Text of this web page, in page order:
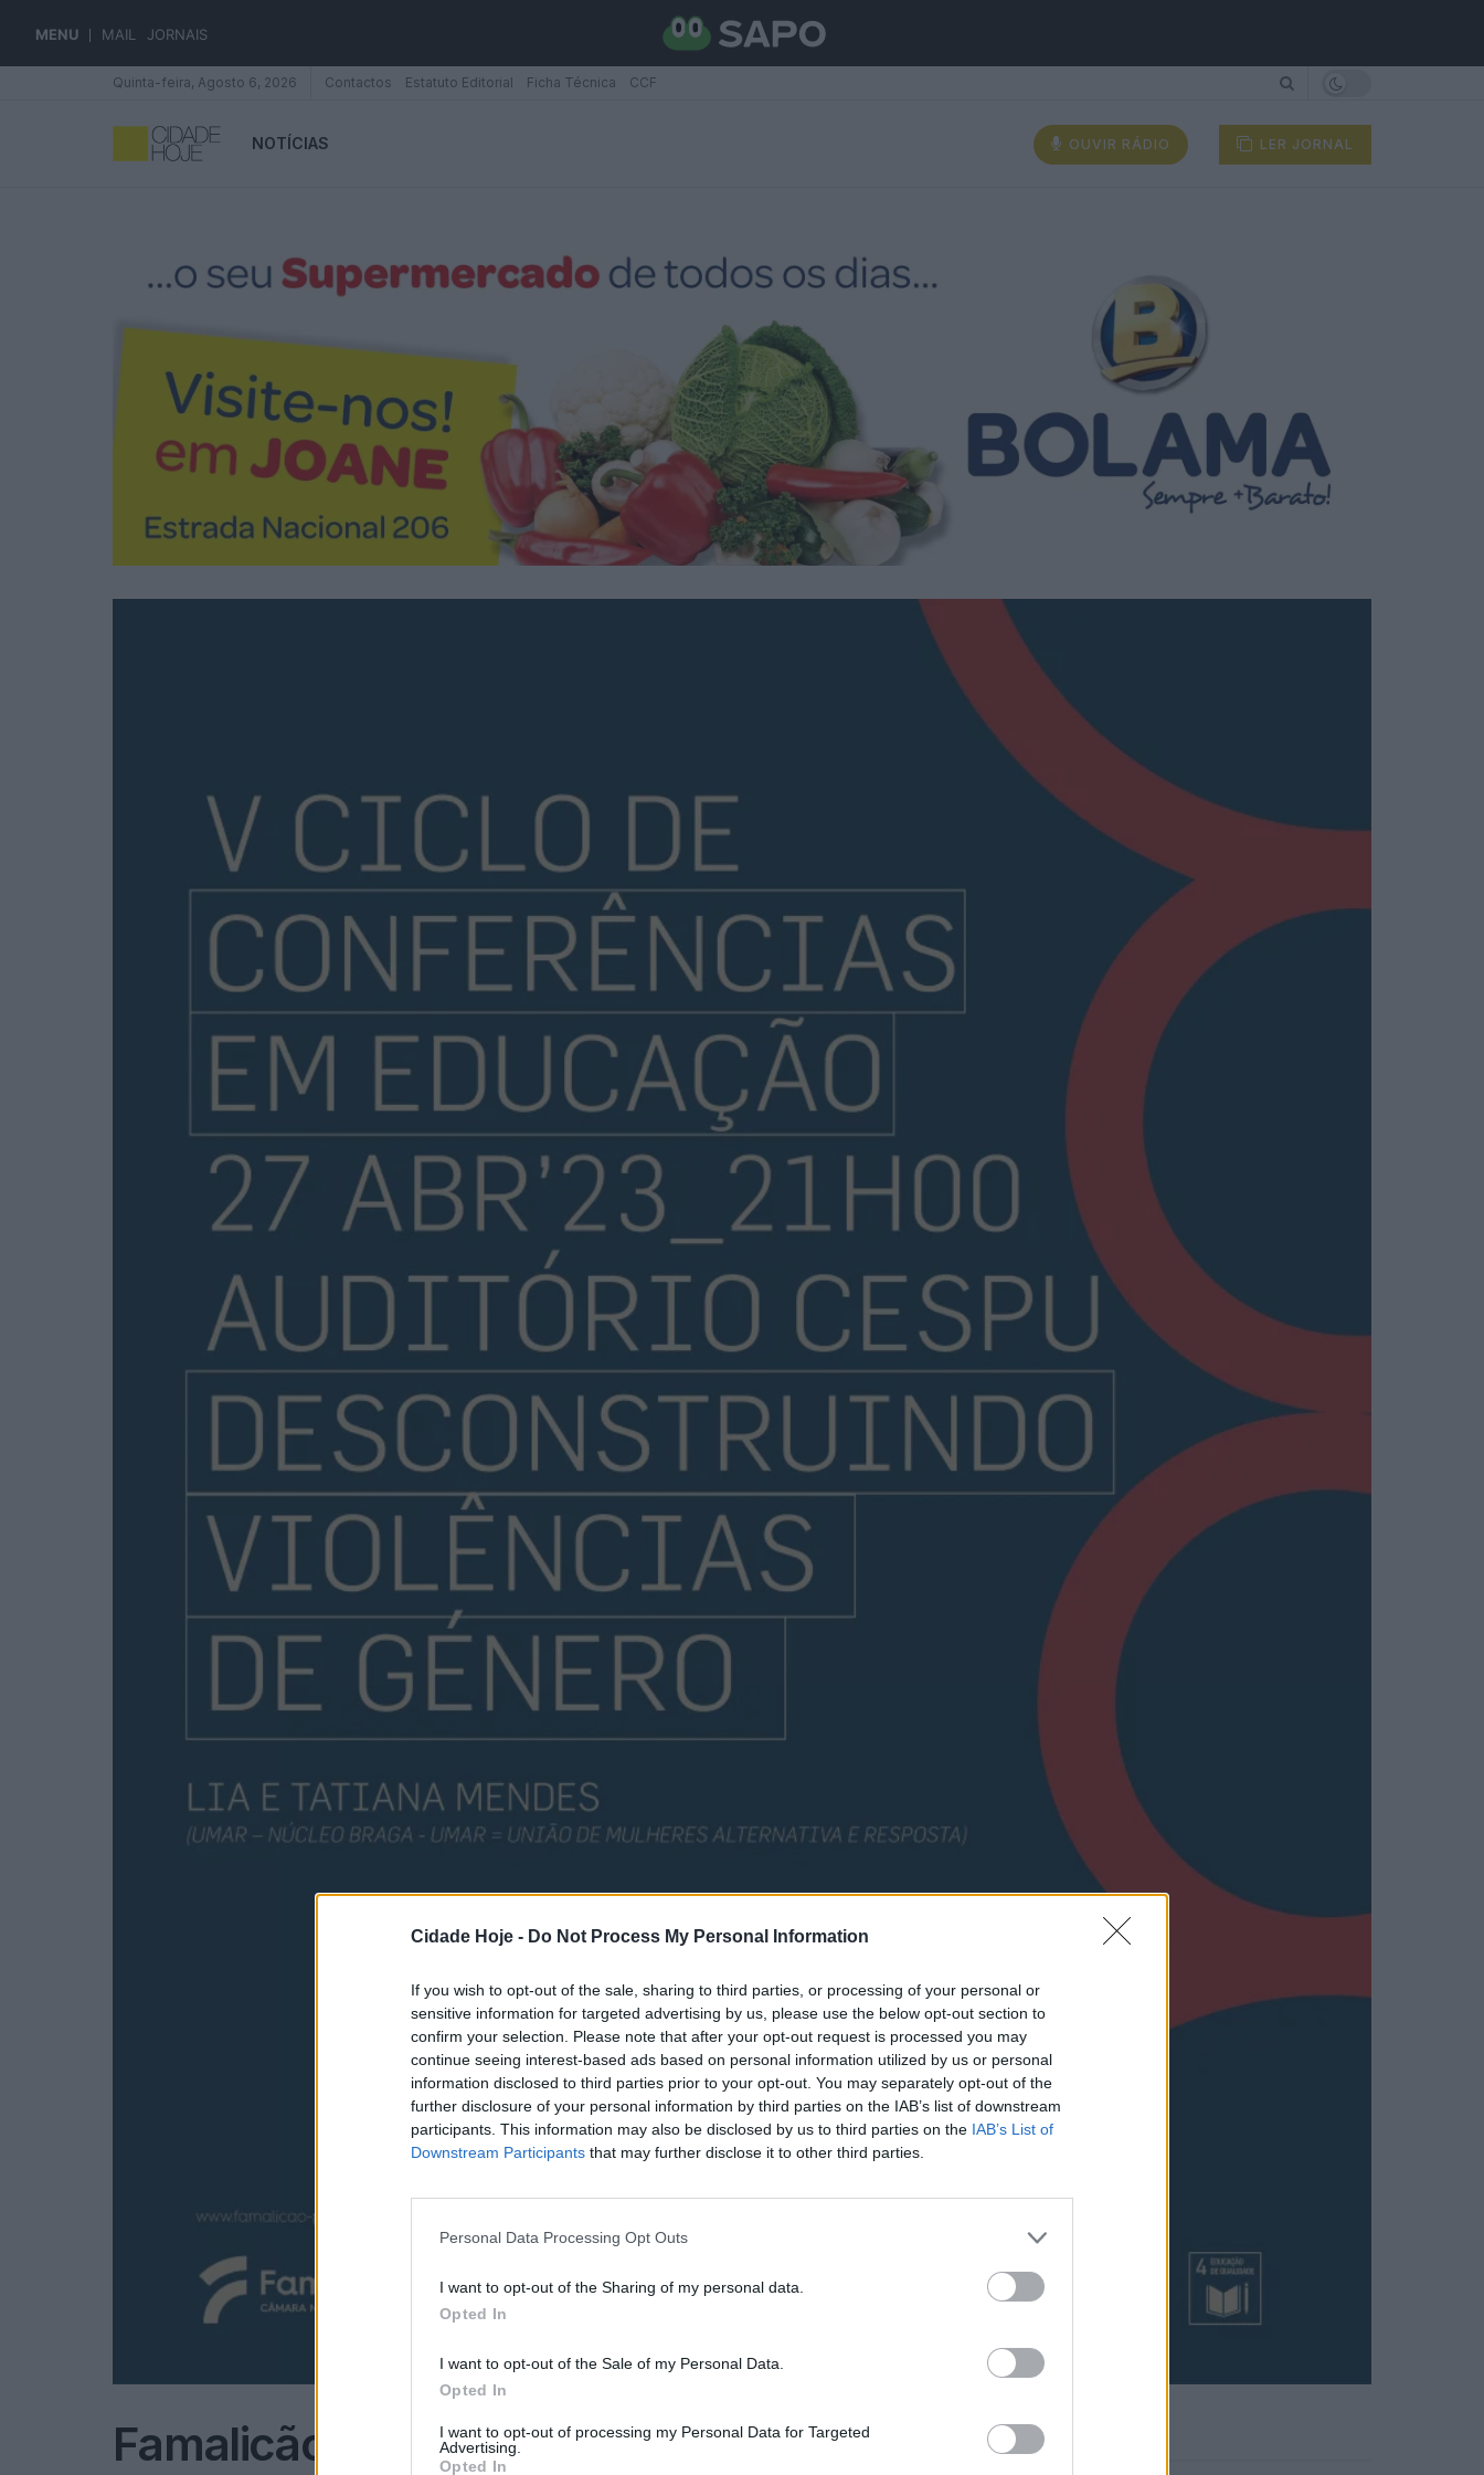
Cidade Hoje - Do Not Process My Personal Information
If you wish to opt-out of the sale, sharing to third parties, or processing of your personal or
sensitive information for targeted advertising by us, please use the below opt-out section to
confirm your selection. Please note that after your opt-out request is processed you may
continue seeing interest-based ads based on personal information utilized by us or personal
information disclosed to third parties prior to your opt-out. You may separately opt-out of the
further disclosure of your personal information by third parties on the IAB’s list of downstream
participants. This information may also be disclosed by us to third parties on the IAB’s List of
Downstream Participants that may further disclose it to other third parties.
Personal Data Processing Opt Outs
I want to opt-out of the Sharing of my personal data.
Opted In
I want to opt-out of the Sale of my Personal Data.
Opted In
I want to opt-out of processing my Personal Data for Targeted
Advertising.
Opted In
MENU MAIL JORNAIS
Quinta-feira, Agosto 6, 2026 Contactos Estatuto Editorial Ficha Técnica CCF
NOTÍCIAS OUVIR RÁDIO LER JORNAL
Famalicão: ‘Violências de Género’ nas
Notícias Populares